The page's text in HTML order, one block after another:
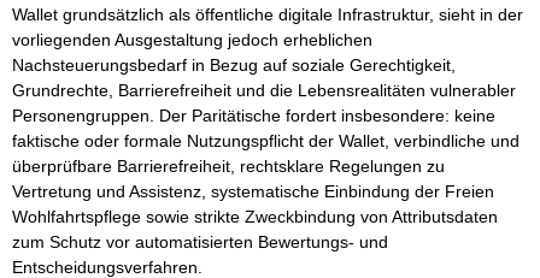
Wallet grundsätzlich als öffentliche digitale Infrastruktur, sieht in der
vorliegenden Ausgestaltung jedoch erheblichen
Nachsteuerungsbedarf in Bezug auf soziale Gerechtigkeit,
Grundrechte, Barrierefreiheit und die Lebensrealitäten vulnerabler
Personengruppen. Der Paritätische fordert insbesondere: keine
faktische oder formale Nutzungspflicht der Wallet, verbindliche und
überprüfbare Barrierefreiheit, rechtsklare Regelungen zu
Vertretung und Assistenz, systematische Einbindung der Freien
Wohlfahrtspflege sowie strikte Zweckbindung von Attributsdaten
zum Schutz vor automatisierten Bewertungs- und
Entscheidungsverfahren.